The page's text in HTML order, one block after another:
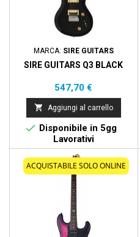
MARCA: SIRE GUITARS
SIRE GUITARS Q3 BLACK
Prezzo
547,70 €
 Aggiungi al carrello
 Disponibile in 5gg
Lavorativi
ACQUISTABILE SOLO ONLINE